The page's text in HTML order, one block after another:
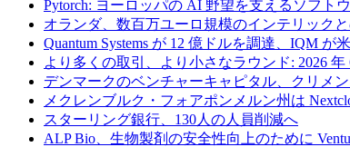
Pytorch: ヨーロッパの AI 野望を支えるソフト
オランダ、数百万ユーロ規模のインテリック
Quantum Systems が 12 億ドルを調達、IQM
より多くの取引、より小さなラウンド: 2026
デンマークのベンチャーキャピタル、クリメ
メクレンブルク・フォアポンメルン州は
スターリング銀行、130人の人員削減へ
ALP Bio、生物製剤の安全性向上のために